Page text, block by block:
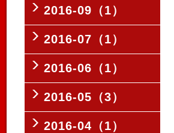
2016-09（1）
2016-07（1）
2016-06（1）
2016-05（3）
2016-04（1）